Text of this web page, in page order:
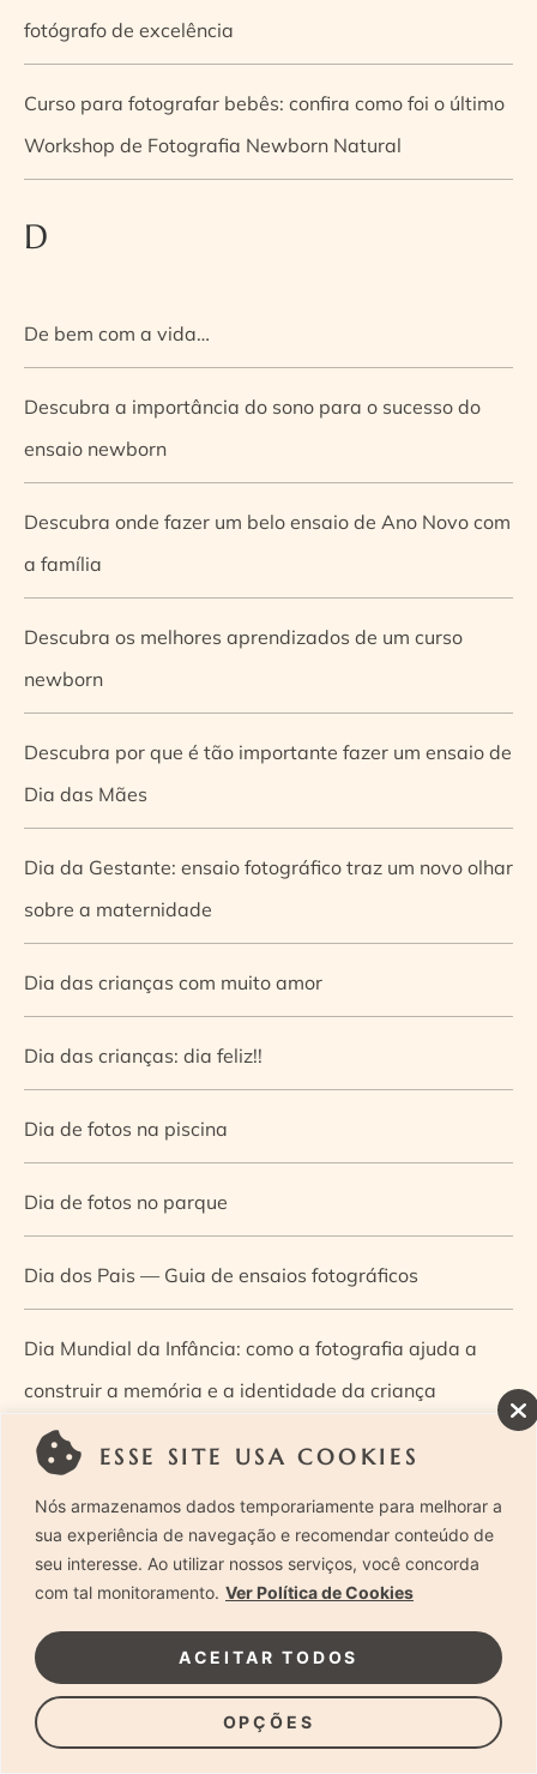
ESSE SITE USA COOKIES
Nós armazenamos dados temporariamente para melhorar a
sua experiência de navegação e recomendar conteúdo de
seu interesse. Ao utilizar nossos serviços, você concorda
com tal monitoramento. Ver Política de Cookies
OPÇÕES
ACEITAR TODOS
fotógrafo de excelência
Curso para fotografar bebês: confira como foi o último
Workshop de Fotografia Newborn Natural
D
De bem com a vida…
Descubra a importância do sono para o sucesso do
ensaio newborn
Descubra onde fazer um belo ensaio de Ano Novo com
a família
Descubra os melhores aprendizados de um curso
newborn
Descubra por que é tão importante fazer um ensaio de
Dia das Mães
Dia da Gestante: ensaio fotográfico traz um novo olhar
sobre a maternidade
Dia das crianças com muito amor
Dia das crianças: dia feliz!!
Dia de fotos na piscina
Dia de fotos no parque
Dia dos Pais — Guia de ensaios fotográficos
Dia Mundial da Infância: como a fotografia ajuda a
construir a memória e a identidade da criança
Diário de uma grávida e sua pequena
Dica de especialista: como otimizar o fluxo de trabalho
no ensaio newborn?
Dica de especialista: qual o melhor guia de poses para
fotografia newborn?